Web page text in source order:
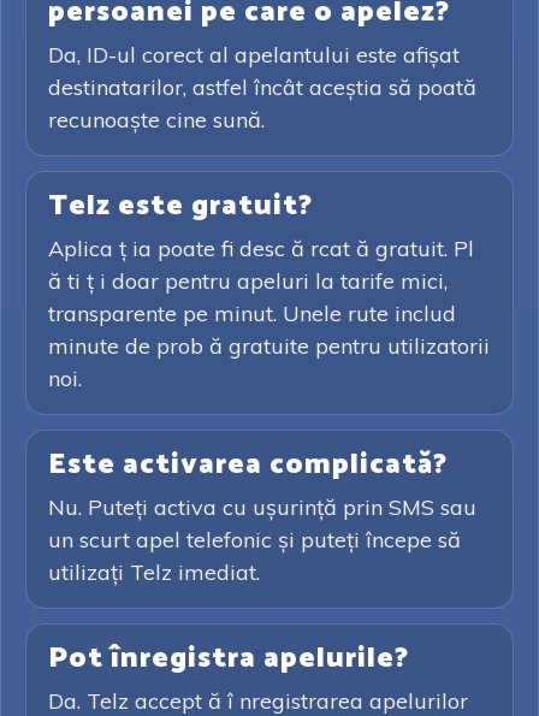
persoanei pe care o apelez?
Da, ID-ul corect al apelantului este afișat
destinatarilor, astfel încât aceștia să poată
recunoaște cine sună.
Telz este gratuit?
Aplica ț ia poate fi desc ă rcat ă gratuit. Pl
ă ti ț i doar pentru apeluri la tarife mici,
transparente pe minut. Unele rute includ
minute de prob ă gratuite pentru utilizatorii
noi.
Este activarea complicată?
Nu. Puteți activa cu ușurință prin SMS sau
un scurt apel telefonic și puteți începe să
utilizați Telz imediat.
Pot înregistra apelurile?
Da. Telz accept ă î nregistrarea apelurilor